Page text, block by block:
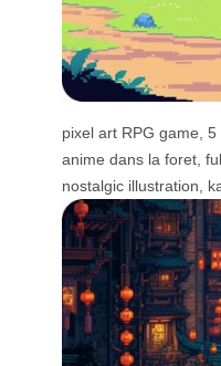
pixel art RPG game,
anime dans la foret,
nostalgic illustration,